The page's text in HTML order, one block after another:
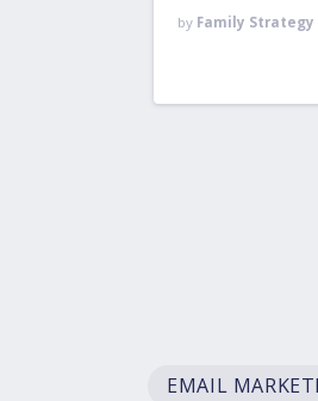
by Family Strategy
EMAIL